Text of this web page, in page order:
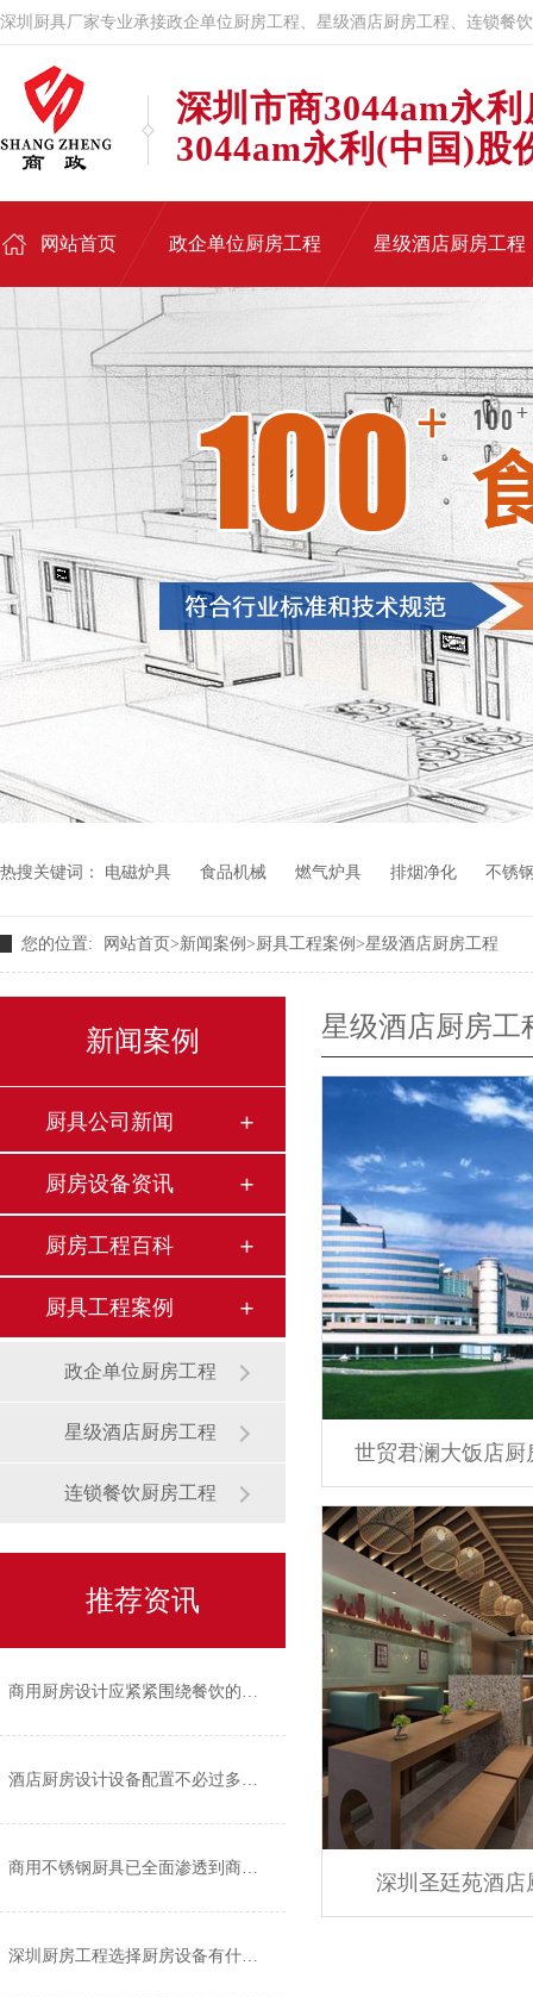
深圳厨具厂家专业承接政企单位厨房工程、星级酒店厨房工程、连锁餐
深圳市商3044am永
3044am永利(中国)股
网站首页 政企单位厨房工程 星级酒店厨房工程
热搜关键词： 电磁炉具 食品机械 燃气炉具 排烟净化 不锈
您的位置: 网站首页 >新闻案例 >厨具工程案例 >星级酒店厨房工程
新闻案例
厨具公司新闻
厨房设备资讯
厨房工程百科
厨具工程案例
政企单位厨房工程
星级酒店厨房工程
连锁餐饮厨房工程
推荐资讯
商用厨房设计应紧紧围绕餐饮的经营风格
酒店厨房设计设备配置不必过多过繁
商用不锈钢厨具已全面渗透到商业厨房的各个角落
深圳厨房工程选择厨房设备有什么标准？
星级酒店厨房工
世贸君澜大饭店厨
深圳圣廷苑酒店